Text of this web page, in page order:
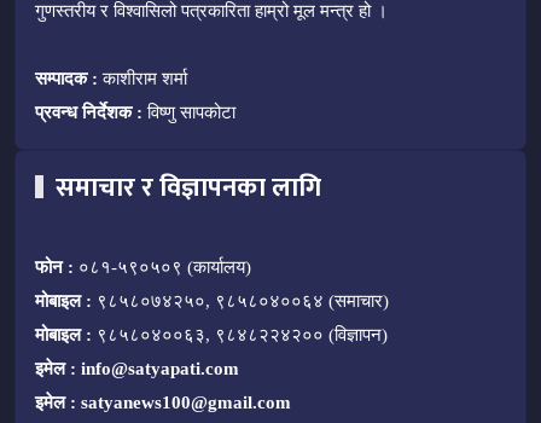
गुणस्तरीय र विश्वासिलो पत्रकारिता हाम्रो मूल मन्त्र हो ।
सम्पादक : काशीराम शर्मा
प्रवन्ध निर्देशक : विष्णु सापकोटा
समाचार र विज्ञापनका लागि
फोन : ०८१-५९०५०९ (कार्यालय)
मोबाइल : ९८५८०७४२५०, ९८५८०४००६४ (समाचार)
मोबाइल : ९८५८०४००६३, ९८४८२२४२०० (विज्ञापन)
इमेल : info@satyapati.com
इमेल : satyanews100@gmail.com